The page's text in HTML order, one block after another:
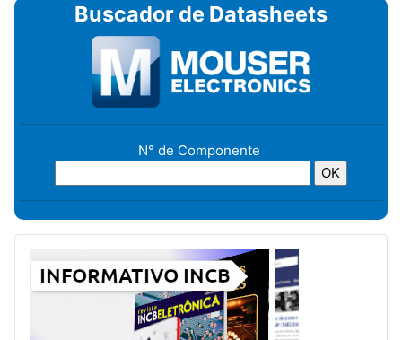
Buscador de Datasheets
N° de Componente